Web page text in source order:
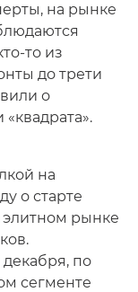
на рынке
то из
до трети
о
на
о старте
элитном рынке
по
сегменте